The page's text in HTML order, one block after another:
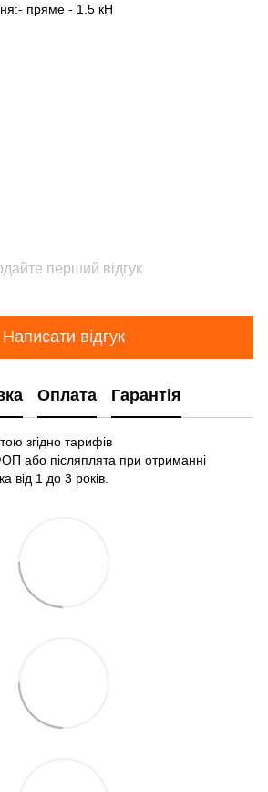
пряме - 1.5 кН
перший відгук
Написати відгук
Оплата Гарантія
згідно тарифів
або післяплята при отриманні
від 1 до 3 років.